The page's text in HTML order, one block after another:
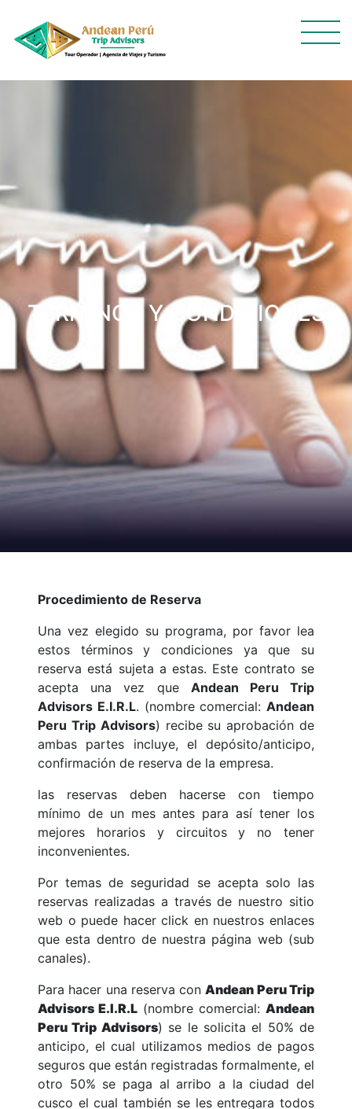
TÉRMINOS Y CONDICIONES
Procedimiento de Reserva
Una vez elegido su programa, por favor lea
estos términos y condiciones ya que su
reserva está sujeta a estas. Este contrato se
acepta una vez que Andean Peru Trip
Advisors E.I.R.L. (nombre comercial: Andean
Peru Trip Advisors) recibe su aprobación de
ambas partes incluye, el depósito/anticipo,
confirmación de reserva de la empresa.
las reservas deben hacerse con tiempo
mínimo de un mes antes para así tener los
mejores horarios y circuitos y no tener
inconvenientes.
Por temas de seguridad se acepta solo las
reservas realizadas a través de nuestro sitio
web o puede hacer click en nuestros enlaces
que esta dentro de nuestra página web (sub
canales).
Para hacer una reserva conAndean Peru Trip
Advisors E.I.R.L (nombre comercial: Andean
Peru Trip Advisors) se le solicita el 50% de
anticipo, el cual utilizamos medios de pagos
seguros que están registradas formalmente, el
otro 50% se paga al arribo a la ciudad del
cusco el cual también se les entregara todos